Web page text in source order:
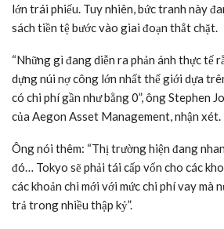
lớn trái phiếu. Tuy nhiên, bức tranh này
sách tiền tệ bước vào giai đoạn thắt chặt.
“Những gì đang diễn ra phản ánh thực tế
dựng núi nợ công lớn nhất thế giới dựa
có chi phí gần như bằng 0”, ông Stephen
của Aegon Asset Management, nhận xét.
Ông nói thêm: “Thị trường hiện đang
đó… Tokyo sẽ phải tái cấp vốn cho các
các khoản chi mới với mức chi phí vay mà
trả trong nhiều thập kỷ”.